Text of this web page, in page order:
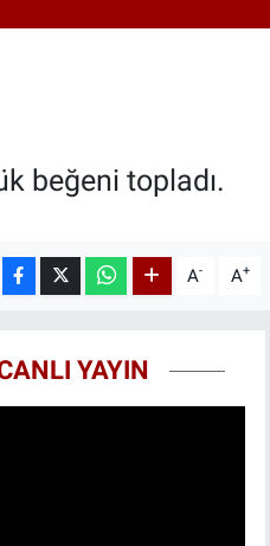
beğeni topladı.
A- A+
YAYIN